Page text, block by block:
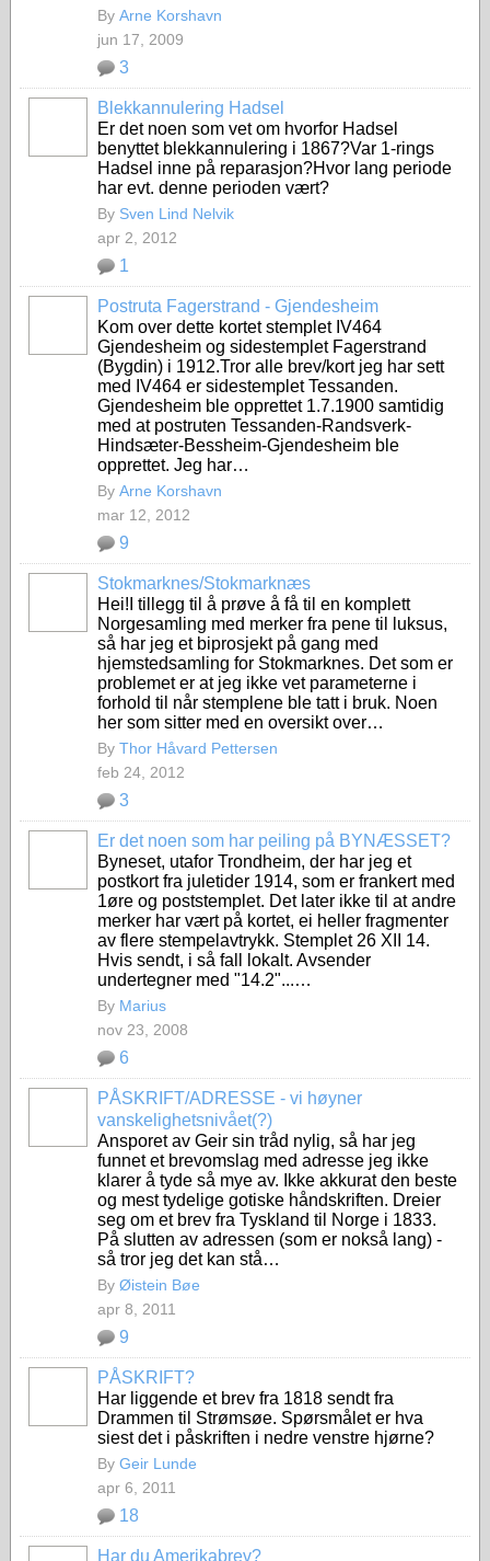
By Arne Korshavn
jun 17, 2009
3
Blekkannulering Hadsel
Er det noen som vet om hvorfor Hadsel
benyttet blekkannulering i 1867?Var 1-rings
Hadsel inne på reparasjon?Hvor lang periode
har evt. denne perioden vært?
By Sven Lind Nelvik
apr 2, 2012
1
Postruta Fagerstrand - Gjendesheim
Kom over dette kortet stemplet IV464
Gjendesheim og sidestemplet Fagerstrand
(Bygdin) i 1912.Tror alle brev/kort jeg har sett
med IV464 er sidestemplet Tessanden.
Gjendesheim ble opprettet 1.7.1900 samtidig
med at postruten Tessanden-Randsverk-
Hindsæter-Bessheim-Gjendesheim ble
opprettet. Jeg har…
By Arne Korshavn
mar 12, 2012
9
Stokmarknes/Stokmarknæs
Hei!I tillegg til å prøve å få til en komplett
Norgesamling med merker fra pene til luksus,
så har jeg et biprosjekt på gang med
hjemstedsamling for Stokmarknes. Det som er
problemet er at jeg ikke vet parameterne i
forhold til når stemplene ble tatt i bruk. Noen
her som sitter med en oversikt over…
By Thor Håvard Pettersen
feb 24, 2012
3
Er det noen som har peiling på BYNÆSSET?
Byneset, utafor Trondheim, der har jeg et
postkort fra juletider 1914, som er frankert med
1øre og poststemplet. Det later ikke til at andre
merker har vært på kortet, ei heller fragmenter
av flere stempelavtrykk. Stemplet 26 XII 14.
Hvis sendt, i så fall lokalt. Avsender
undertegner med "14.2"...…
By Marius
nov 23, 2008
6
PÅSKRIFT/ADRESSE - vi høyner
vanskelighetsnivået(?)
Ansporet av Geir sin tråd nylig, så har jeg
funnet et brevomslag med adresse jeg ikke
klarer å tyde så mye av. Ikke akkurat den beste
og mest tydelige gotiske håndskriften. Dreier
seg om et brev fra Tyskland til Norge i 1833.
På slutten av adressen (som er nokså lang) -
så tror jeg det kan stå…
By Øistein Bøe
apr 8, 2011
9
PÅSKRIFT?
Har liggende et brev fra 1818 sendt fra
Drammen til Strømsøe. Spørsmålet er hva
siest det i påskriften i nedre venstre hjørne?
By Geir Lunde
apr 6, 2011
18
Har du Amerikabrev?